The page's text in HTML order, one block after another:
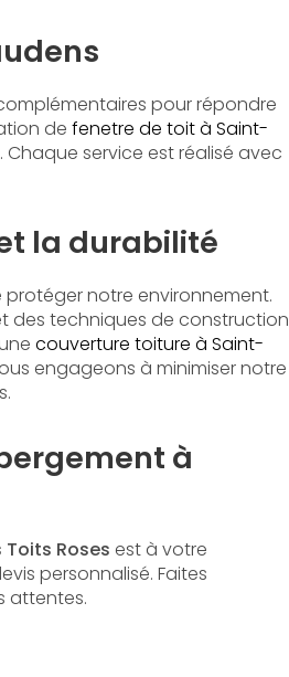
pour répondre
de fenetre de toit à Saint-
. Chaque service est réalisé avec
la durabilité
notre environnement.
des techniques de construction
couverture toiture à Saint-
engageons à minimiser notre
à
Toits Roses est à votre
personnalisé. Faites
attentes.